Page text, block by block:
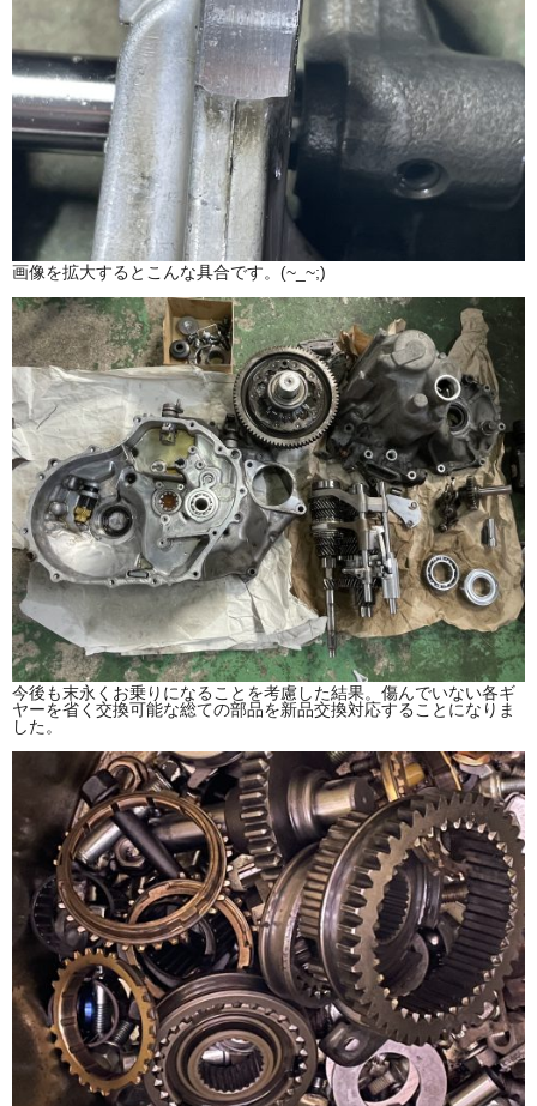
画像を拡大するとこんな具合です。(~_~;)
今後も末永くお乗りになることを考慮した結果。傷んでいない各ギ
ヤーを省く交換可能な総ての部品を新品交換対応することになりま
した。